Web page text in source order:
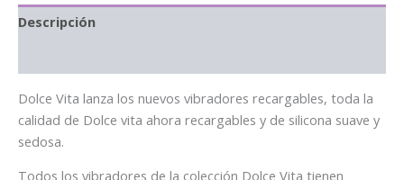
Descripción
Dolce Vita lanza los nuevos vibradores recargables, toda la
calidad de Dolce vita ahora recargables y de silicona suave y
sedosa.
Todos los vibradores de la colección Dolce Vita tienen